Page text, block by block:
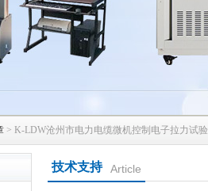
> K-LDW沧州市电力电缆微机控制电子拉力试
技术支持 Article